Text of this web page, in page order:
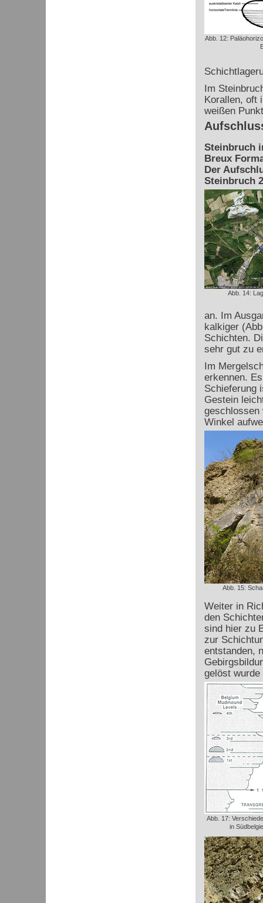
Abb. 12:
Im
Korallen, oft
weißen
Steinbruch
Breux
Der
Steinbruch
Abb. 14:
an. Im
kalkiger
Schichten.
sehr gut zu
Im
erkennen.
Schieferung
Gestein
geschlossen
Winkel
Abb. 15:
Weiter in
den
sind hier zu
zur
entstanden,
gelöst wurde
Abb. 17:
in